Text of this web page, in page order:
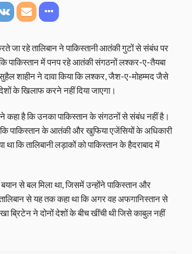
रहे तालिबान ने पाकिस्‍तानी आतंकी गुटों से संबंध पर
पाकिस्तान में पनप रहे आतंकी संगठनों लश्‍कर-ए-तैयबा
शाहीन ने दावा किया कि लश्कर, जैश-ए-मोहम्मद जैसे
के खिलाफ करने नहीं दिया जाएगा।
कहा है कि उनका पाकिस्तान के संगठनों से संबंध नहीं है।
कि पाकिस्तान के आतंकी और खुफिया एजेंसियों के अधिकारी
कि तालिबानी लड़ाकों को पाकिस्तान के हैदराबाद में
से बल मिला था, जिसमें उन्होंने पाकिस्तान और
से यह तक कहा था कि अगर वह अफगानिस्तान से
ब्रिटेन ने दोनों देशों के बीच खींची थी जिसे काबुल नहीं